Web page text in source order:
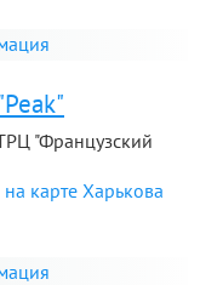
"Французский
карте Харькова